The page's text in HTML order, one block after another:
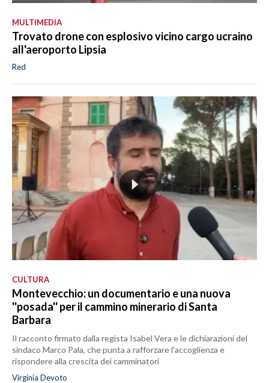
MULTIMEDIA
Trovato drone con esplosivo vicino cargo ucraino
all'aeroporto Lipsia
Red
CULTURA
Montevecchio: un documentario e una nuova
''posada'' per il cammino minerario di Santa
Barbara
Il racconto firmato dalla regista Isabel Vera e le dichiarazioni del
sindaco Marco Pala, che punta a rafforzare l'accoglienza e
rispondere alla crescita dei camminatori
Virginia Devoto